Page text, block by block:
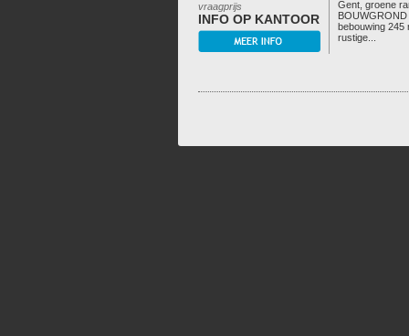
vraagprijs
INFO OP KANTOOR
Gent, groene
bebouwing 245
rustige...